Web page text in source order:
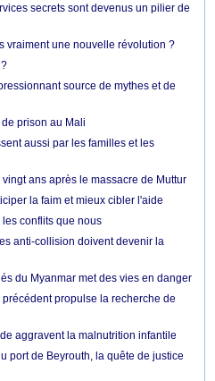
secrets sont devenus un pilier de
vraiment une nouvelle révolution ?
source de mythes et de
prison au Mali
aussi par les familles et les
ans après le massacre de Muttur
la faim et mieux cibler l'aide
conflits que nous
anti-collision doivent devenir la
du Myanmar met des vies en danger
précédent propulse la recherche de
aggravent la malnutrition infantile
port de Beyrouth, la quête de justice